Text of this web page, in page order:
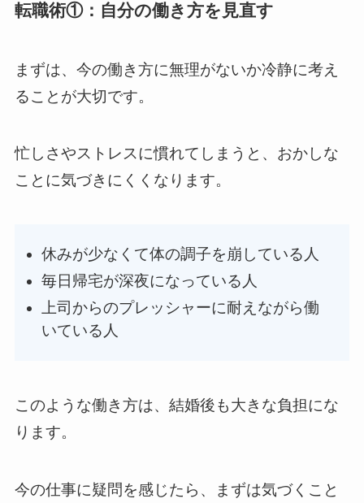
転職術①：自分の働き方を見直す
まずは、今の働き方に無理がないか冷静に考え
ることが大切です。
忙しさやストレスに慣れてしまうと、おかしな
ことに気づきにくくなります。
休みが少なくて体の調子を崩している人
毎日帰宅が深夜になっている人
上司からのプレッシャーに耐えながら働
いている人
このような働き方は、結婚後も大きな負担にな
ります。
今の仕事に疑問を感じたら、まずは気づくこと